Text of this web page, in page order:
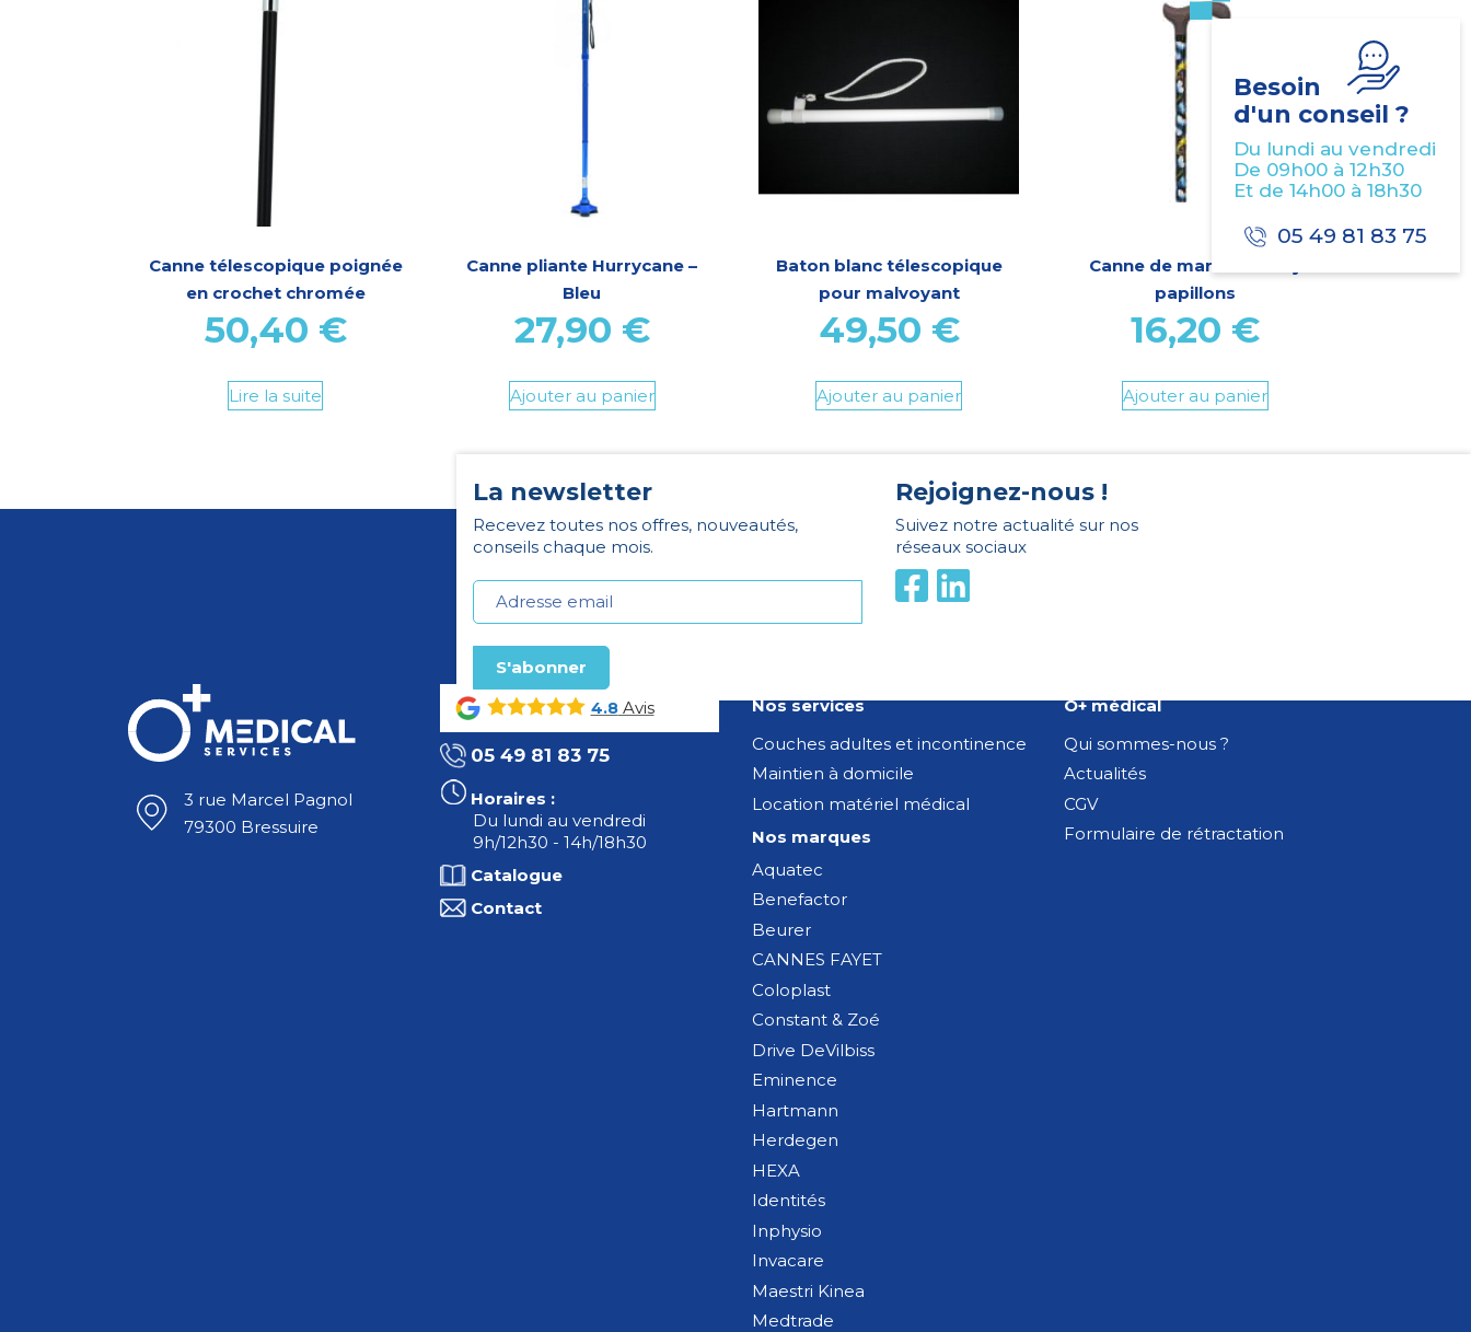
Besoin
d'un conseil ?
Du lundi au vendredi
De 09h00 à 12h30
Et de 14h00 à 18h30
05 49 81 83 75
Canne télescopique poignée
en crochet chromée
50,40 €
Lire la suite
Canne pliante Hurrycane –
Bleu
27,90 €
Ajouter au panier
Baton blanc télescopique
pour malvoyant
49,50 €
Ajouter au panier
Canne de marche Derby
papillons
16,20 €
Ajouter au panier
La newsletter
Recevez toutes nos offres, nouveautés,
conseils chaque mois.
Rejoignez-nous !
Suivez notre actualité sur nos
réseaux sociaux
3 rue Marcel Pagnol
79300 Bressuire
4.8Avis
05 49 81 83 75
Horaires :
Du lundi au vendredi
9h/12h30 - 14h/18h30
Catalogue
Contact
Nos services
Couches adultes et incontinence
Maintien à domicile
Location matériel médical
Nos marques
Aquatec
Benefactor
Beurer
CANNES FAYET
Coloplast
Constant & Zoé
Drive DeVilbiss
Eminence
Hartmann
Herdegen
HEXA
Identités
Inphysio
Invacare
Maestri Kinea
Medtrade
O+ médical
Qui sommes-nous ?
Actualités
CGV
Formulaire de rétractation